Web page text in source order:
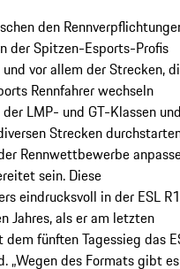
den
der Spitzen-Esports-Profis
vor allem der Strecken,
Rennfahrer wechseln
LMP- und GT-Klassen
Strecken
Rennwettbewerbe
sein. Diese
eindrucksvoll in der ESL R1
Jahres, als er am letzten
fünften Tagessieg das
„Wegen des Formats gibt es